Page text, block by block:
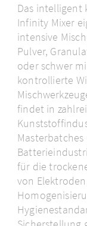
Das intelligent
Infinity Mixer
intensive
Pulver,
oder schwer
kontrollierte
findet in
für die
von